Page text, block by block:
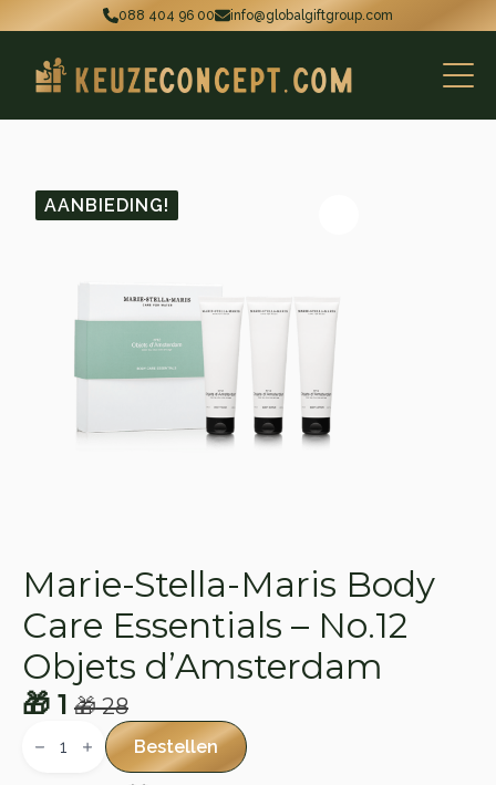
088 404 96 00 info@globalgiftgroup.com
AANBIEDING!
Marie-Stella-Maris Body
Care Essentials – No.12
Objets d’Amsterdam
🎁28
Oorspronkelijke
prijs
🎁 1
Huidige
prijs
Stella-
Bestellen